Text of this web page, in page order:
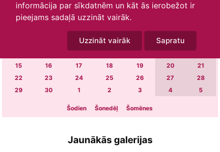
informācija par sīkdatnēm un kāt ās ierobežot ir
pieejams sadaļā uzzināt vairāk.
Uzzināt vairāk Sapratu
O T S
3 4 6
10 11 12 13
15
16 17 18 19 20
21
22
23 24 25 26 27
28
29
30 1 2 3 4 5
Šodien Šonedēļ Šomēnes
Jaunākās galerijas